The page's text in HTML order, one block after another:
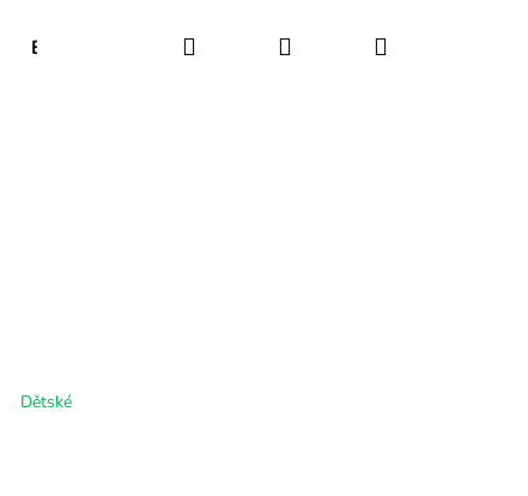
Blog KontaktHledat PřihlášeníNákupní
Dětské